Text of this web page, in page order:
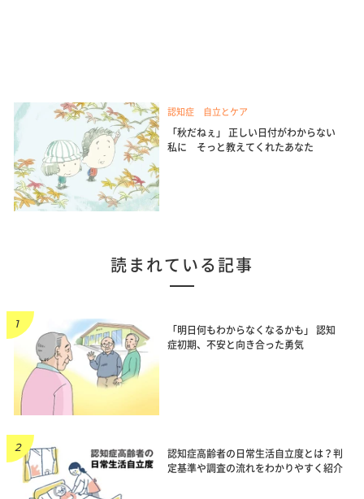
認知症 自立とケア
「秋だねぇ」 正しい日付がわからない
私に そっと教えてくれたあなた
読まれている記事
「明日何もわからなくなるかも」 認知
症初期、不安と向き合った勇気
認知症高齢者の日常生活自立度とは？判
定基準や調査の流れをわかりやすく紹介